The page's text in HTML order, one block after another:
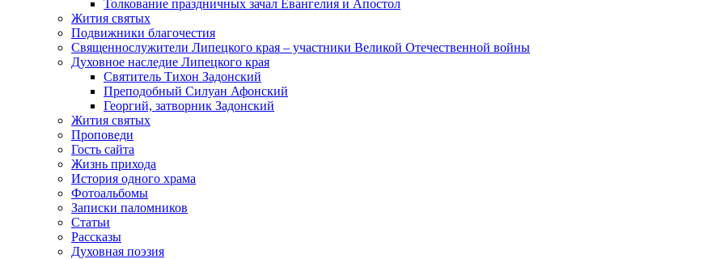
Толкование праздничных зачал Евангелия и Апостол
Жития святых
Подвижники благочестия
Священнослужители Липецкого края – участники Великой Отечественной войны
Духовное наследие Липецкого края
Святитель Тихон Задонский
Преподобный Силуан Афонский
Георгий, затворник Задонский
Жития святых
Проповеди
Гость сайта
Жизнь прихода
История одного храма
Фотоальбомы
Записки паломников
Статьи
Рассказы
Духовная поэзия